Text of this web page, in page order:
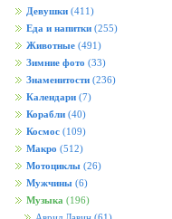
Девушки (411)
Еда и напитки (255)
Животные (491)
Зимние фото (33)
Знаменитости (236)
Календари (7)
Корабли (40)
Космос (109)
Макро (512)
Мотоциклы (26)
Мужчины (6)
Музыка (196)